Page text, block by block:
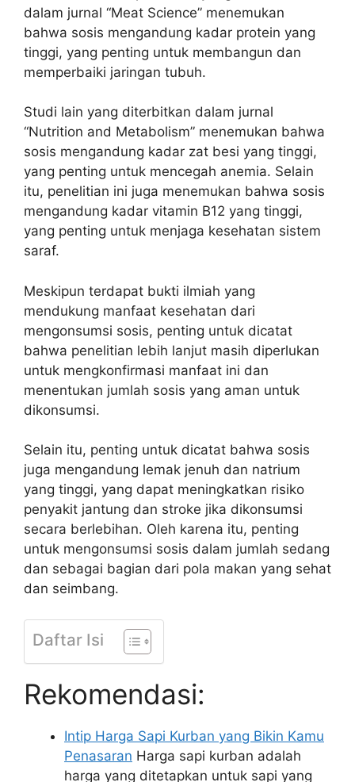
dalam jurnal “Meat Science” menemukan
bahwa sosis mengandung kadar protein yang
tinggi, yang penting untuk membangun dan
memperbaiki jaringan tubuh.
Studi lain yang diterbitkan dalam jurnal
“Nutrition and Metabolism” menemukan bahwa
sosis mengandung kadar zat besi yang tinggi,
yang penting untuk mencegah anemia. Selain
itu, penelitian ini juga menemukan bahwa sosis
mengandung kadar vitamin B12 yang tinggi,
yang penting untuk menjaga kesehatan sistem
saraf.
Meskipun terdapat bukti ilmiah yang
mendukung manfaat kesehatan dari
mengonsumsi sosis, penting untuk dicatat
bahwa penelitian lebih lanjut masih diperlukan
untuk mengkonfirmasi manfaat ini dan
menentukan jumlah sosis yang aman untuk
dikonsumsi.
Selain itu, penting untuk dicatat bahwa sosis
juga mengandung lemak jenuh dan natrium
yang tinggi, yang dapat meningkatkan risiko
penyakit jantung dan stroke jika dikonsumsi
secara berlebihan. Oleh karena itu, penting
untuk mengonsumsi sosis dalam jumlah sedang
dan sebagai bagian dari pola makan yang sehat
dan seimbang.
Daftar Isi
Rekomendasi:
Intip Harga Sapi Kurban yang Bikin Kamu
Penasaran Harga sapi kurban adalah
harga yang ditetapkan untuk sapi yang